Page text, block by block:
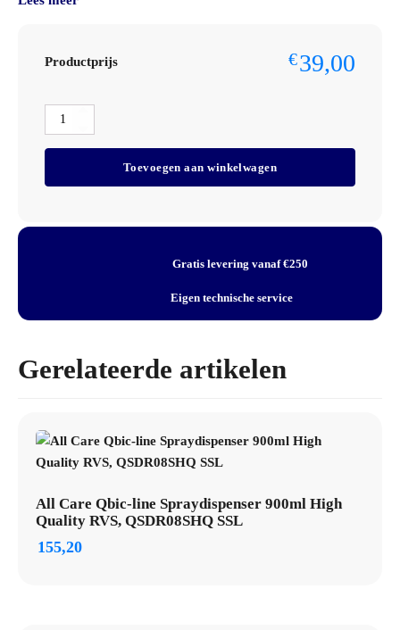
advies of een maatwerkofferte. We denken graag mee over
Specificaties
Merk: All Care
Breedte: 155 mm
Productprijs €39,00
Care
PlastiQline
HEPA
aantal
Toevoegen aan winkelwagen
Gratis levering vanaf €250
Eigen technische service
Gerelateerde artikelen
All Care Qbic-line Spraydispenser 900ml High
Quality RVS, QSDR08SHQ SSL
155,20